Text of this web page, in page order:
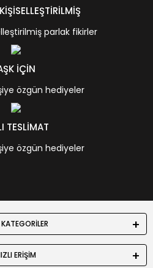
parlak fikirler
İÇİN
özgün hediyeler
TESLİMAT
özgün hediyeler
ERİŞİM